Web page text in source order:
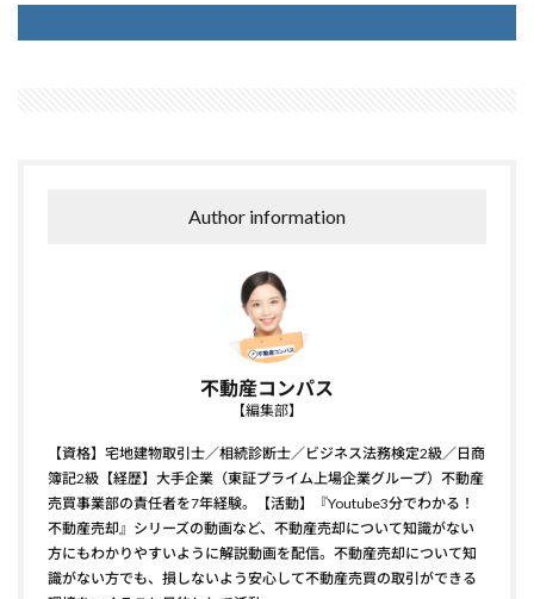
Author information
不動産コンパス
【編集部】
【資格】宅地建物取引士／相続診断士／ビジネス法務検定2級／日商
簿記2級【経歴】大手企業（東証プライム上場企業グループ）不動産
売買事業部の責任者を7年経験。【活動】『Youtube3分でわかる！
不動産売却』シリーズの動画など、不動産売却について知識がない
方にもわかりやすいように解説動画を配信。不動産売却について知
識がない方でも、損しないよう安心して不動産売買の取引ができる